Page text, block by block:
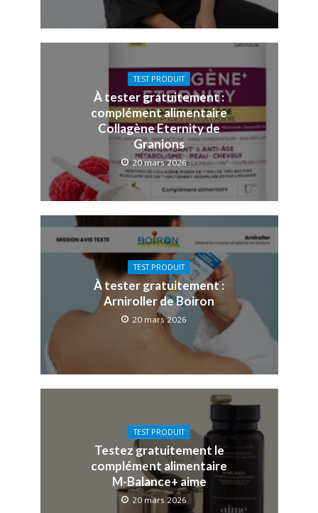
TEST PRODUIT
À tester gratuitement :
complément alimentaire
Collagène Eternity de
Granions
20 mars 2026
TEST PRODUIT
À tester gratuitement :
Arniroller de Boiron
20 mars 2026
TEST PRODUIT
Testez gratuitement le
complément alimentaire
M-Balance+ aime
20 mars 2026